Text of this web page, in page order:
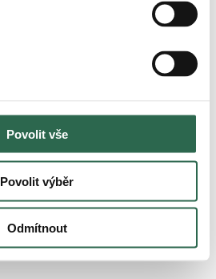
Povolit vše
Povolit výběr
Odmítnout